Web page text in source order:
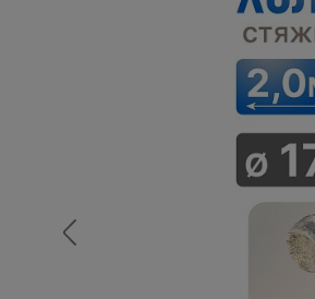
Фанера
Опалубка
Техника для
Тачки